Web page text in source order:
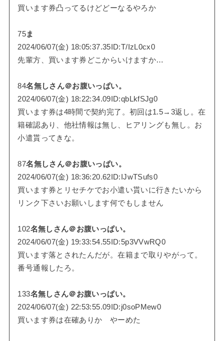
買います券凸ってるけどどーなるやろか
75ま
2024/06/07(金) 18:05:37.35ID:T/IzL0cx0
先輩方、買います券どこからいけますか…
84名無しさん＠お腹いっぱい。
2024/06/07(金) 18:22:34.09ID:qbLkfSJg0
買います券は4時間で契約完了。初回は1.5→3返し。在
籍確認あり、他社情報は無し、ヒアリングも無し。お
小遣貰ってきな。
87名無しさん＠お腹いっぱい。
2024/06/07(金) 18:36:20.62ID:IJwTSufs0
買います券とリセチケでお小遣い貰いに行きたいから
リンク下さいお願いします何でもしません
102名無しさん＠お腹いっぱい。
2024/06/07(金) 19:33:54.55ID:5p3VVwRQ0
買います落とされたんだが。在籍まで取りやがって。
番号通報したろ。
133名無しさん＠お腹いっぱい。
2024/06/07(金) 22:53:55.09ID:j0soPMew0
買います券は在確ありか やーめた